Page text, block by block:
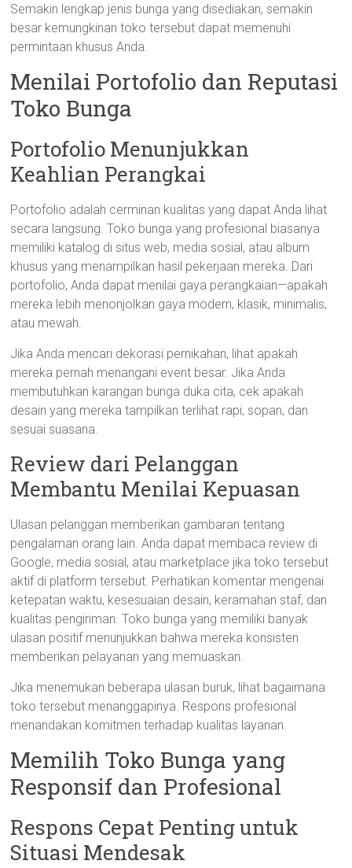
Semakin lengkap jenis bunga yang disediakan, semakin
besar kemungkinan toko tersebut dapat memenuhi
permintaan khusus Anda.
Menilai Portofolio dan Reputasi
Toko Bunga
Portofolio Menunjukkan
Keahlian Perangkai
Portofolio adalah cerminan kualitas yang dapat Anda lihat
secara langsung. Toko bunga yang profesional biasanya
memiliki katalog di situs web, media sosial, atau album
khusus yang menampilkan hasil pekerjaan mereka. Dari
portofolio, Anda dapat menilai gaya perangkaian—apakah
mereka lebih menonjolkan gaya modern, klasik, minimalis,
atau mewah.
Jika Anda mencari dekorasi pernikahan, lihat apakah
mereka pernah menangani event besar. Jika Anda
membutuhkan karangan bunga duka cita, cek apakah
desain yang mereka tampilkan terlihat rapi, sopan, dan
sesuai suasana.
Review dari Pelanggan
Membantu Menilai Kepuasan
Ulasan pelanggan memberikan gambaran tentang
pengalaman orang lain. Anda dapat membaca review di
Google, media sosial, atau marketplace jika toko tersebut
aktif di platform tersebut. Perhatikan komentar mengenai
ketepatan waktu, kesesuaian desain, keramahan staf, dan
kualitas pengiriman. Toko bunga yang memiliki banyak
ulasan positif menunjukkan bahwa mereka konsisten
memberikan pelayanan yang memuaskan.
Jika menemukan beberapa ulasan buruk, lihat bagaimana
toko tersebut menanggapinya. Respons profesional
menandakan komitmen terhadap kualitas layanan.
Memilih Toko Bunga yang
Responsif dan Profesional
Respons Cepat Penting untuk
Situasi Mendesak